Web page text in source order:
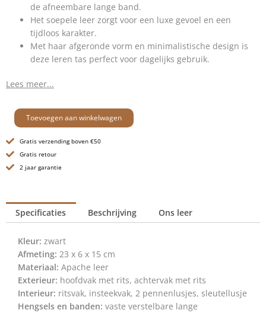
de afneembare lange band.
Het soepele leer zorgt voor een luxe gevoel en een
tijdloos karakter.
Met haar afgeronde vorm en minimalistische design is
deze leren tas perfect voor dagelijks gebruik.
Lees meer...
Leren
Handtas
/
Crossbody
Freida
aantal
Toevoegen aan winkelwagen
Gratis verzending boven €50
Gratis retour
2 jaar garantie
Specificaties Beschrijving Ons leer
Kleur: zwart
Afmeting: 23 x 6 x 15 cm
Materiaal: Apache leer
Exterieur: hoofdvak met rits, achtervak met rits
Interieur: ritsvak, insteekvak, 2 pennenlusjes, sleutellusje
Hengsels en banden: vaste verstelbare lange